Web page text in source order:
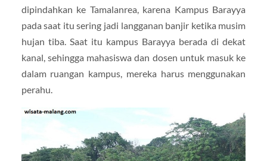
dipindahkan ke Tamalanrea, karena Kampus Barayya
pada saat itu sering jadi langganan banjir ketika musim
hujan tiba. Saat itu kampus Barayya berada di dekat
kanal, sehingga mahasiswa dan dosen untuk masuk ke
dalam ruangan kampus, mereka harus menggunakan
perahu.